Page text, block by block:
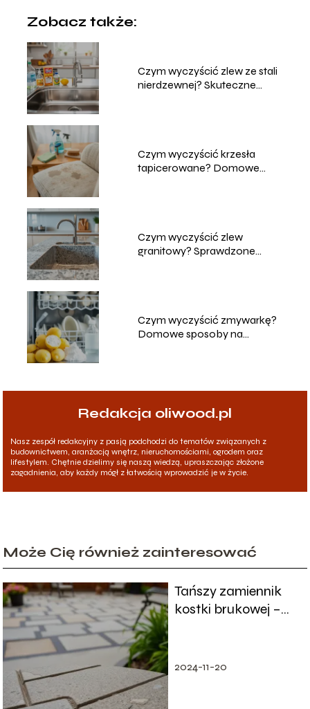
Zobacz także:
Czym wyczyścić zlew ze stali
nierdzewnej? Skuteczne
Czym wyczyścić krzesła
tapicerowane? Domowe
Czym wyczyścić zlew
granitowy? Sprawdzone
Czym wyczyścić zmywarkę?
Domowe sposoby na
Redakcja oliwood.pl
Nasz zespół redakcyjny z pasją podchodzi do tematów związanych z
budownictwem, aranżacją wnętrz, nieruchomościami, ogrodem oraz
lifestylem. Chętnie dzielimy się naszą wiedzą, upraszczając złożone
zagadnienia, aby każdy mógł z łatwością wprowadzić je w życie.
Może Cię również zainteresować
Tańszy zamiennik
kostki brukowej –
2024-11-20